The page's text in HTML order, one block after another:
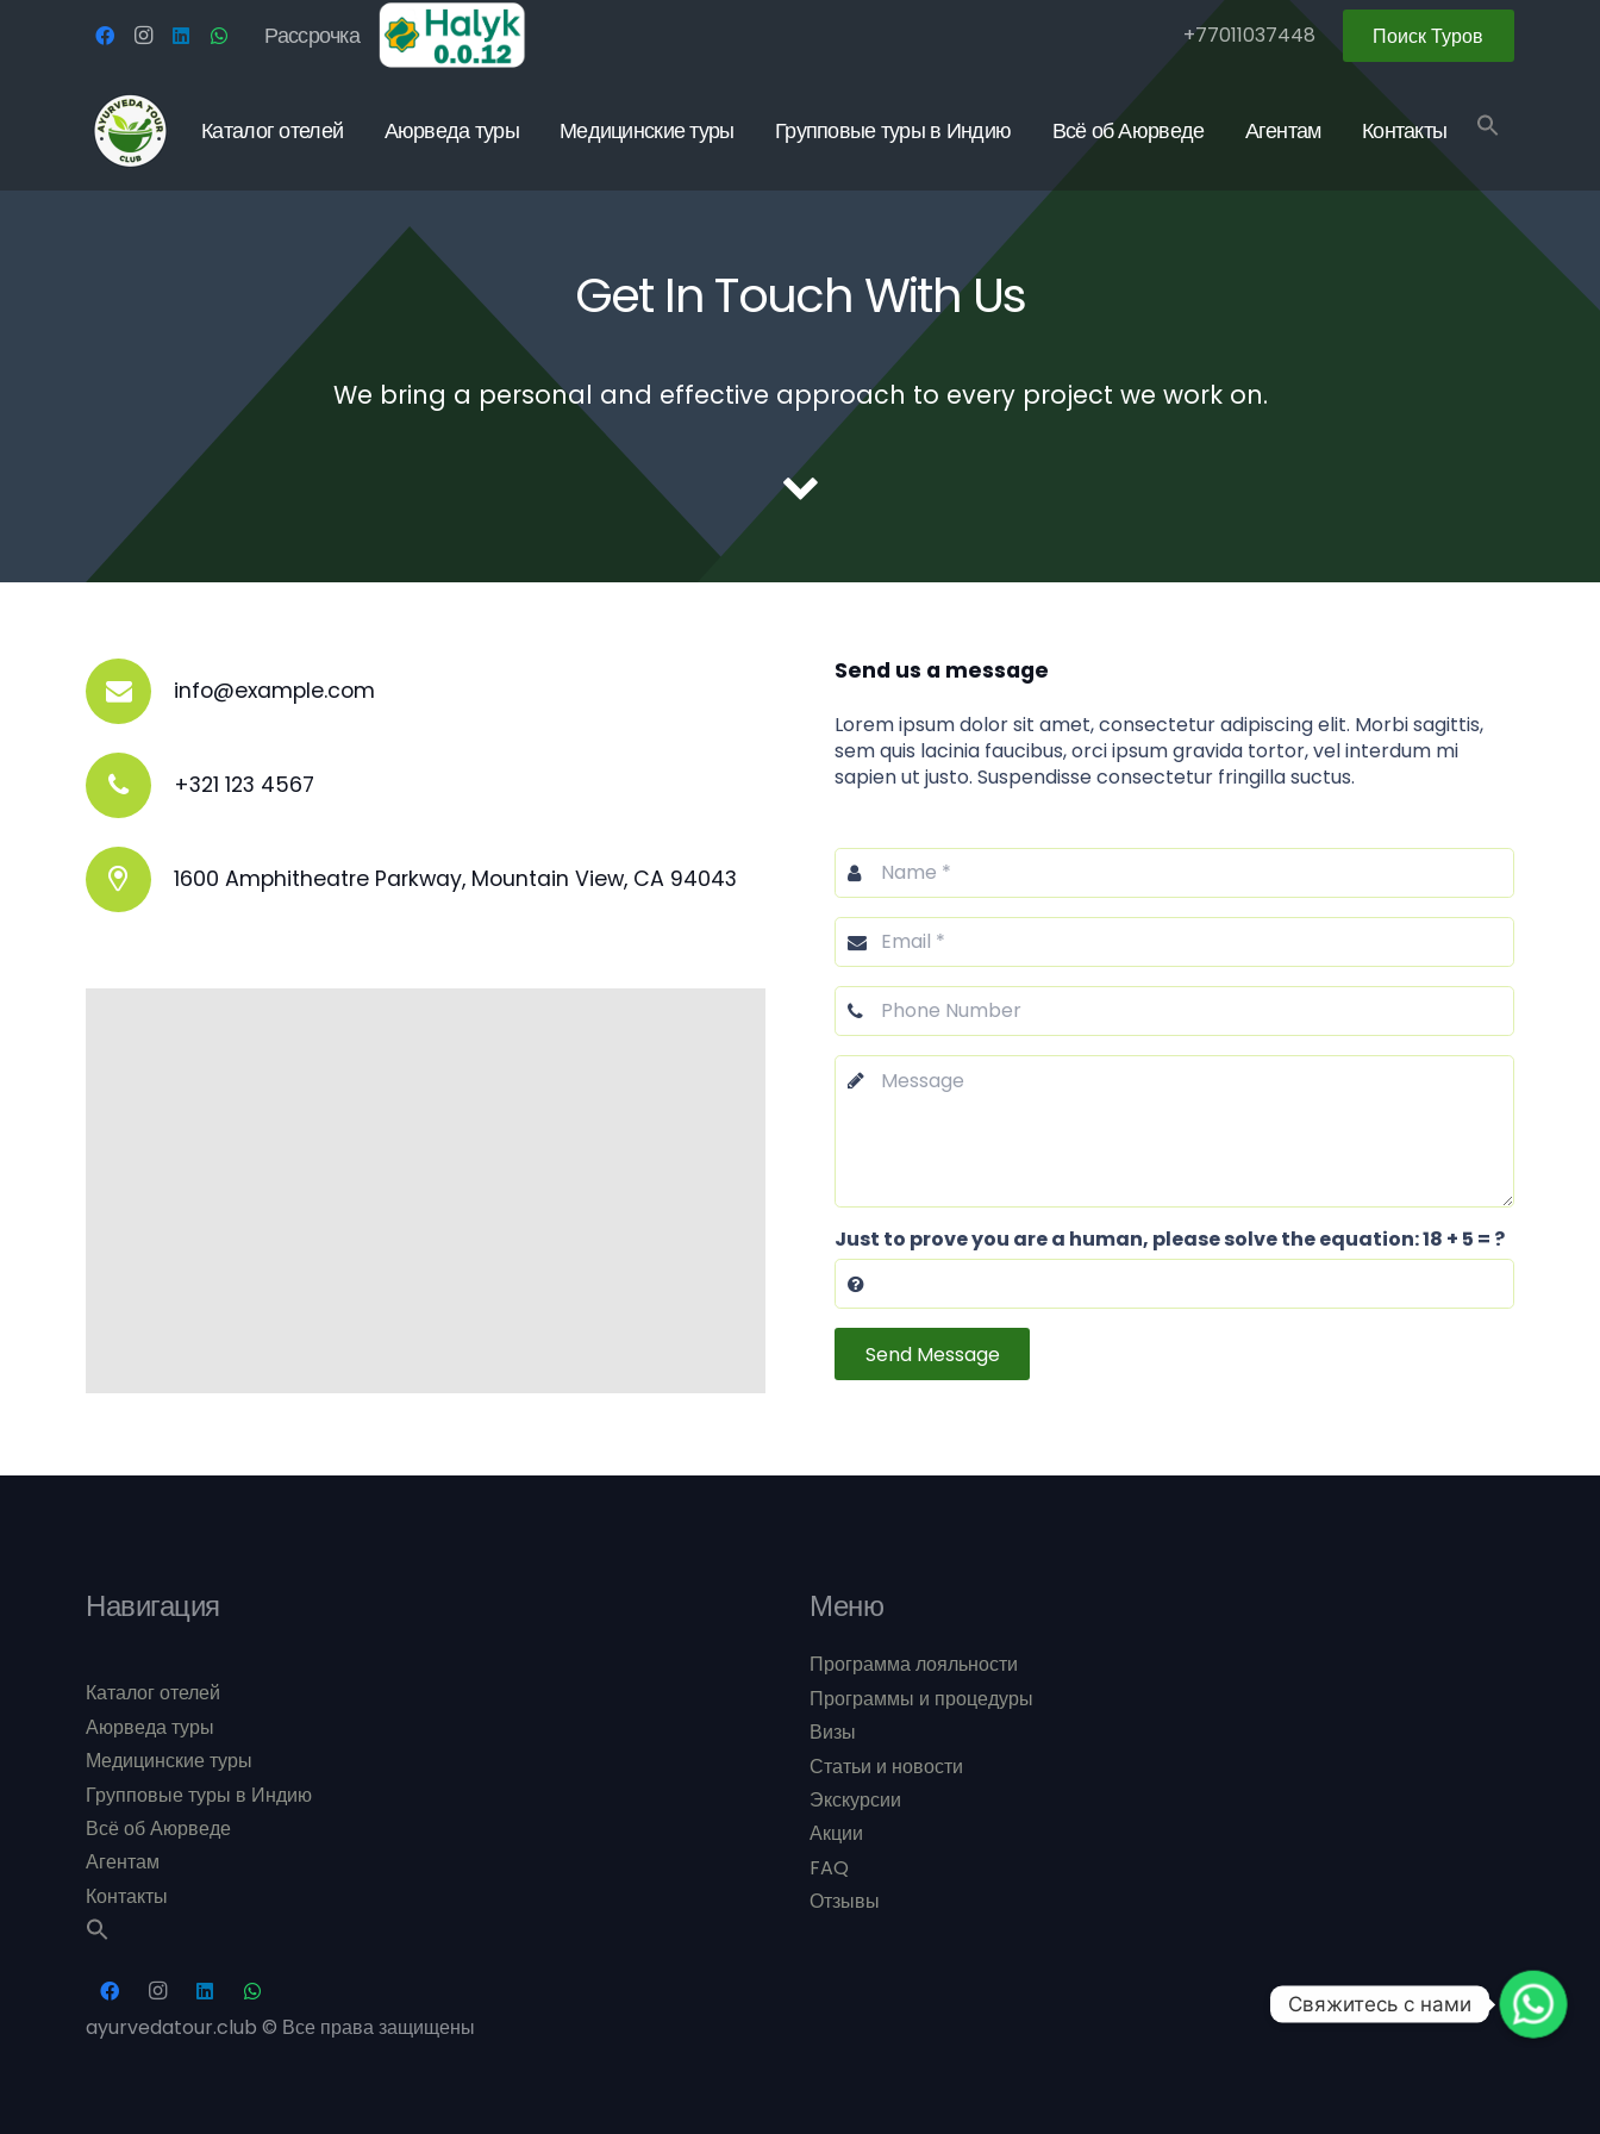
Рассрочка +77011037448 Поиск Туров
Каталог отелей Аюрведа туры Медицинские туры Групповые туры в Индию Всё об Аюрведе Агентам Контакты
Get In Touch With Us
We bring a personal and effective approach to every project we work on.
info@example.com
+321 123 4567
1600 Amphitheatre Parkway, Mountain View, CA 94043
Send us a message
Lorem ipsum dolor sit amet, consectetur adipiscing elit. Morbi sagittis,
sem quis lacinia faucibus, orci ipsum gravida tortor, vel interdum mi
sapien ut justo. Suspendisse consectetur fringilla suctus.
Just to prove you are a human, please solve the equation:18 + 5 = ?
Send Message
Навигация
Каталог отелей
Аюрведа туры
Медицинские туры
Групповые туры в Индию
Всё об Аюрведе
Агентам
Контакты
Меню
Программа лояльности
Программы и процедуры
Визы
Статьи и новости
Экскурсии
Акции
FAQ
Отзывы
ayurvedatour.club © Все права защищены
Свяжитесь с нами